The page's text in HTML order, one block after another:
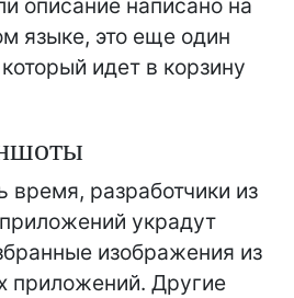
описание написано на
языке, это еще один
идет в корзину
время, разработчики из
украдут
изображения из
приложений. Другие